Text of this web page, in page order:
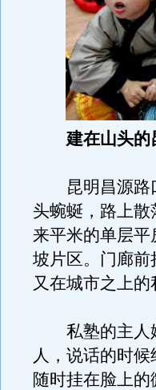
建在山头的
昆明昌源路口
头蜿蜒，路上
来平米的单层
坡片区。门廊
又在城市之上的
私塾的主人姓
人，说话的时
随时挂在脸上